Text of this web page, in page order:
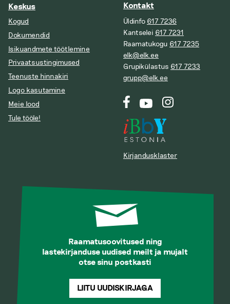
Keskus
Kogud
Dokumendid
Isikuandmete töötlemine
Privaatsustingimused
Teenuste hinnakiri
Logo kasutamine
Meie lood
Tule tööle!
Kontakt
Üldinfo 617 7236
Kantselei 617 7231
Raamatukogu 617 7235
elk@elk.ee
Grupikülastus 617 7233
grupp@elk.ee
Kirjandusklaster
Raamatusoovitused ning
lastekirjanduse uudised meilt ja mujalt
otse sinu postkasti
LIITU UUDISKIRJAGA